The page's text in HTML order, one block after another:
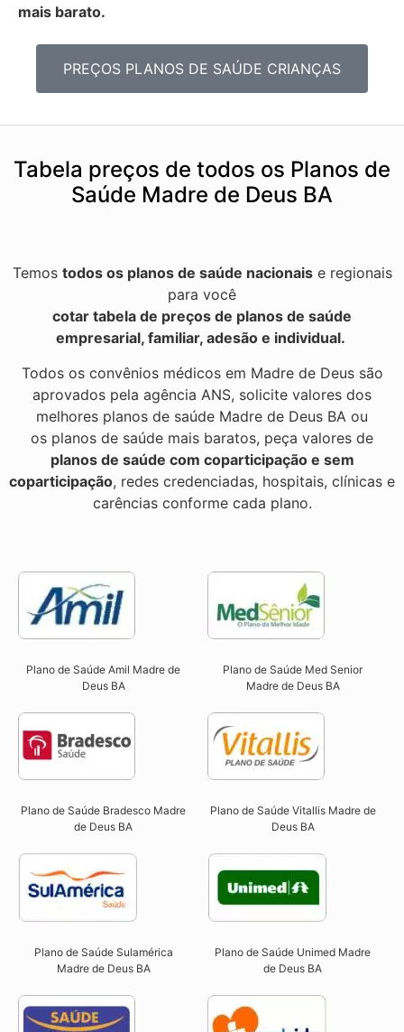
mais barato.
PREÇOS PLANOS DE SAÚDE CRIANÇAS
Tabela preços de todos os Planos de
Saúde Madre de Deus BA
Temos todos os planos de saúde nacionaise regionais
para você
cotar tabela de preços de planos de saúde
empresarial, familiar, adesão e individual.
Todos os convênios médicos em Madre de Deus são
aprovados pela agência ANS, solicite valores dos
melhores planos de saúde Madre de Deus BA ou
os planos de saúde mais baratos, peça valores de
planos de saúde com coparticipação e sem
coparticipação, redes credenciadas, hospitais, clínicas e
carências conforme cada plano.
Plano de Saúde Amil Madre de
Deus BA
Plano de Saúde Med Senior
Madre de Deus BA
Plano de Saúde Bradesco Madre
de Deus BA
Plano de Saúde Vitallis Madre de
Deus BA
Plano de Saúde Sulamérica
Madre de Deus BA
Plano de Saúde Unimed Madre
de Deus BA